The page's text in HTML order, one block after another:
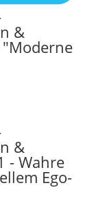
&
&
- Wahre
Ego-